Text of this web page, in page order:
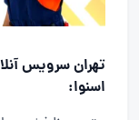
تهران سرویس
اسنوا: